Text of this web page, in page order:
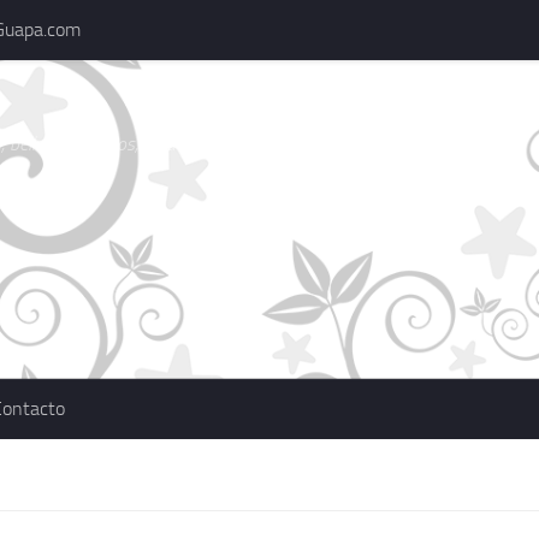
belleza, consejos, actualidad, marcas